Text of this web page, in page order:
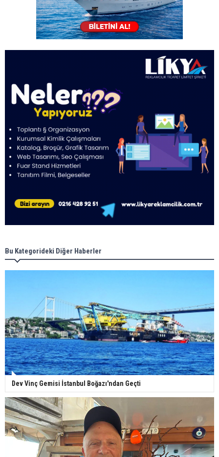
Bu Kategorideki Diğer Haberler
Dev Vinç Gemisi İstanbul Boğazı'ndan Geçti